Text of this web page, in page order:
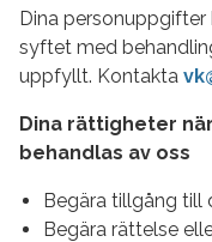
Dina
syftet med
uppfyllt. Kontakta
Dina rättigheter
behandlas av oss
Begära tillgång till
Begära rättelse